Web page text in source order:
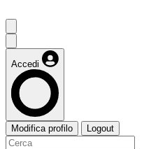
Accedi
Modifica profilo Logout